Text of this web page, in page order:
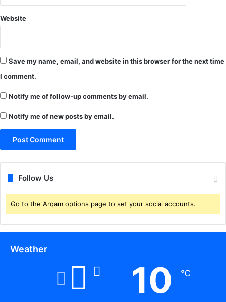
रा
म
पु
S
P
क
-
र
ज
क
रें
न
ह
त्या
रे
प
क
.
Website
Save my name, email, and website in this browser for the next time
I comment.
Notify me of follow-up comments by email.
Notify me of new posts by email.
Follow Us
Go to the Arqam options page to set your social accounts.
Weather
10 ℃